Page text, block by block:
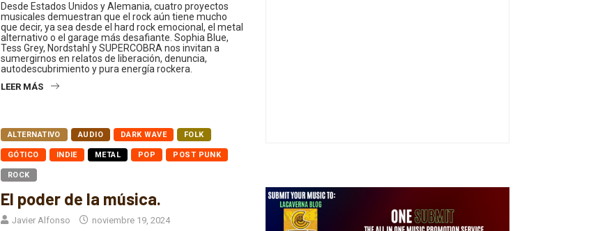
Desde Estados Unidos y Alemania, cuatro proyectos
musicales demuestran que el rock aún tiene mucho
que decir, ya sea desde el hard rock emocional, el metal
alternativo o el garage más desafiante. Sophia Blue,
Tess Grey, Nordstahl y SUPERCOBRA nos invitan a
sumergirnos en relatos de liberación, denuncia,
autodescubrimiento y pura energía rockera.
LEER MÁS
ALTERNATIVO AUDIO DARK WAVE FOLK
GÓTICO INDIE METAL POP POST PUNK
ROCK
El poder de la música.
Javier Alfonso noviembre 19, 2024